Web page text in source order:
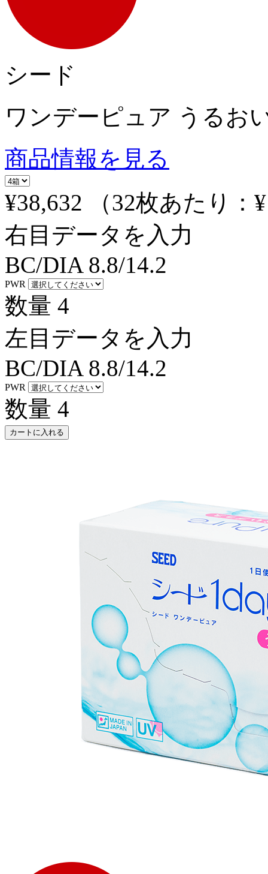
シード
ワンデーピュア うるお
商品情報を見る
¥38,632
（32枚あたり：
右目データを入力
BC/DIA 8.8/14.2
PWR
数量 4
左目データを入力
BC/DIA 8.8/14.2
PWR
数量 4
カートに入れる